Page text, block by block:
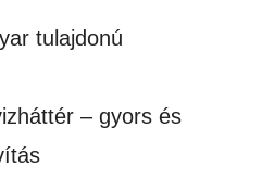
tulajdonú
– gyors és